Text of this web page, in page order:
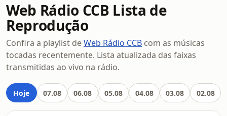
Web Rádio CCB Lista de
Reprodução
Confira a playlist deWeb Rádio CCB com as músicas
tocadas recentemente. Lista atualizada das faixas
transmitidas ao vivo na rádio.
Hoje 07.08 06.08 05.08 04.08 03.08 02.08